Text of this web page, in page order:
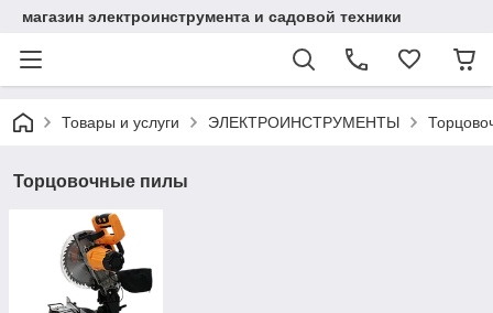
магазин электроинструмента и садовой техники
Товары и услуги ЭЛЕКТРОИНСТРУМЕНТЫ
Торцовочные пилы